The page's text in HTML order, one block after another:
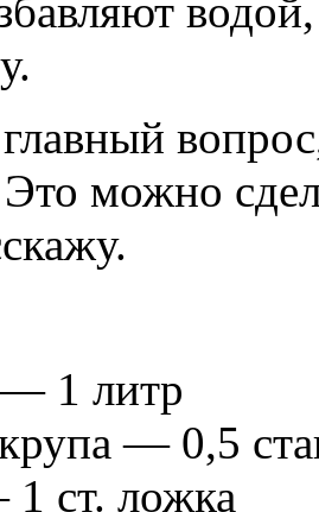
можно
1 литр
— 0,5
ст. ложка